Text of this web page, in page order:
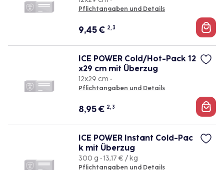
Pflichtangaben und Details
9,45€ 2, 3
ICE POWER Cold/Hot-Pack 12
x29 cm mit Überzug
12x29 cm •
Pflichtangaben und Details
8,95€ 2, 3
ICE POWER Instant Cold-Pac
k mit Überzug
300 g • 13,17 € / kg
Pflichtangaben und Details